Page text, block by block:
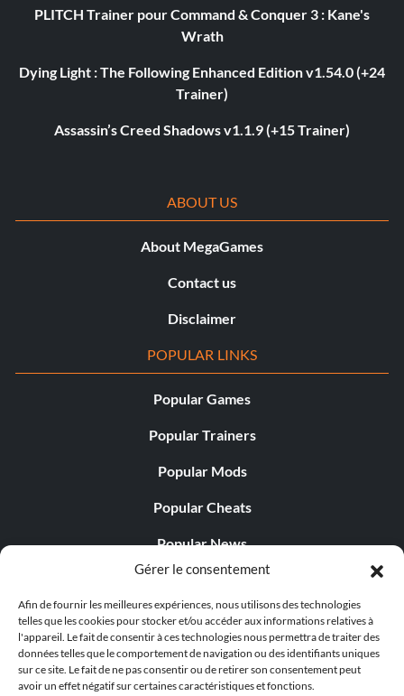
Gérer le consentement
Afin de fournir les meilleures expériences, nous utilisons des technologies
telles que les cookies pour stocker et/ou accéder aux informations relatives à
l'appareil. Le fait de consentir à ces technologies nous permettra de traiter des
données telles que le comportement de navigation ou des identifiants uniques
sur ce site. Le fait de ne pas consentir ou de retirer son consentement peut
avoir un effet négatif sur certaines caractéristiques et fonctions.
PLITCH Trainer pour Command & Conquer 3 : Kane's
Wrath
Dying Light : The Following Enhanced Edition v1.54.0 (+24
Trainer)
Assassin’s Creed Shadows v1.1.9 (+15 Trainer)
ABOUT US
About MegaGames
Contact us
Disclaimer
POPULAR LINKS
Popular Games
Popular Trainers
Popular Mods
Popular Cheats
Popular News
Popular Editorials
Popular Free Games
LATEST UPDATES